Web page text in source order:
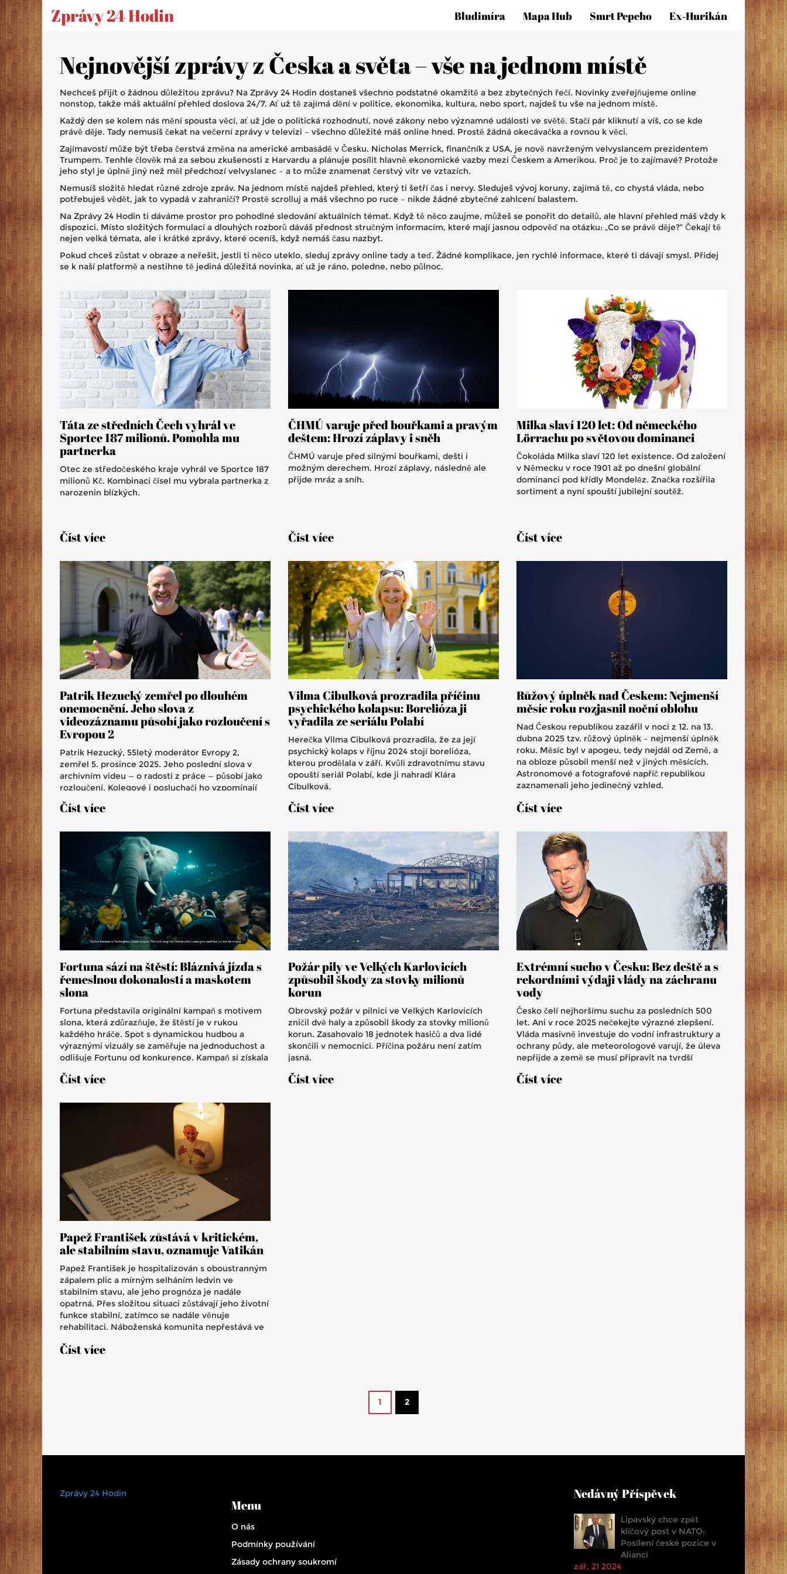
Zprávy 24 Hodin Bludimíra Mapa Hub Smrt Pepeho Ex‑hurikán
Nejnovější zprávy z Česka a světa – vše na jednom místě
Nechceš přijít o žádnou důležitou zprávu? Na Zprávy 24 Hodin dostaneš všechno podstatné okamžitě a bez zbytečných řečí. Novinky zveřejňujeme online
nonstop, takže máš aktuální přehled doslova 24/7. Ať už tě zajímá dění v politice, ekonomika, kultura, nebo sport, najdeš tu vše na jednom místě.
Každý den se kolem nás mění spousta věcí, ať už jde o politická rozhodnutí, nové zákony nebo významné události ve světě. Stačí pár kliknutí a víš, co se kde
právě děje. Tady nemusíš čekat na večerní zprávy v televizi – všechno důležité máš online hned. Prostě žádná okecávačka a rovnou k věci.
Zajímavostí může být třeba čerstvá změna na americké ambasádě v Česku. Nicholas Merrick, finančník z USA, je nově navrženým velvyslancem prezidentem
Trumpem. Tenhle člověk má za sebou zkušenosti z Harvardu a plánuje posílit hlavně ekonomické vazby mezi Českem a Amerikou. Proč je to zajímavé? Protože
jeho styl je úplně jiný než měl předchozí velvyslanec – a to může znamenat čerstvý vítr ve vztazích.
Nemusíš složitě hledat různé zdroje zpráv. Na jednom místě najdeš přehled, který ti šetří čas i nervy. Sleduješ vývoj koruny, zajímá tě, co chystá vláda, nebo
potřebuješ vědět, jak to vypadá v zahraničí? Prostě scrolluj a máš všechno po ruce – nikde žádné zbytečné zahlcení balastem.
Na Zprávy 24 Hodin ti dáváme prostor pro pohodlné sledování aktuálních témat. Když tě něco zaujme, můžeš se ponořit do detailů, ale hlavní přehled máš vždy k
dispozici. Místo složitých formulací a dlouhých rozborů dáváš přednost stručným informacím, které mají jasnou odpověď na otázku: „Co se právě děje?“ Čekají tě
nejen velká témata, ale i krátké zprávy, které oceníš, když nemáš času nazbyt.
Pokud chceš zůstat v obraze a neřešit, jestli ti něco uteklo, sleduj zprávy online tady a teď. Žádné komplikace, jen rychlé informace, které ti dávají smysl. Přidej
se k naší platformě a nestihne tě jediná důležitá novinka, ať už je ráno, poledne, nebo půlnoc.
Táta ze středních Čech vyhrál ve
Sportce 187 milionů. Pomohla mu
partnerka
Otec ze středočeského kraje vyhrál ve Sportce 187
milionů Kč. Kombinaci čísel mu vybrala partnerka z
narozenin blízkých.
Číst více
ČHMÚ varuje před bouřkami a pravým
deštem: Hrozí záplavy i sněh
ČHMÚ varuje před silnými bouřkami, dešti i
možným derechem. Hrozí záplavy, následně ale
přijde mráz a sníh.
Číst více
Milka slaví 120 let: Od německého
Lörrachu po světovou dominanci
Čokoláda Milka slaví 120 let existence. Od založení
v Německu v roce 1901 až po dnešní globální
dominanci pod křídly Mondelēz. Značka rozšířila
sortiment a nyní spouští jubilejní soutěž.
Číst více
Patrik Hezucký zemřel po dlouhém
onemocnění. Jeho slova z
videozáznamu působí jako rozloučení s
Evropou 2
Patrik Hezucký, 55letý moderátor Evropy 2,
zemřel 5. prosince 2025. Jeho poslední slova v
archivním videu — o radosti z práce — působí jako
rozloučení. Kolegové i posluchači ho vzpomínají
jako člověka, který změnil rádiový pořad na osobní
zážitek.
Číst více
Vilma Cibulková prozradila příčinu
psychického kolapsu: Borelióza ji
vyřadila ze seriálu Polabí
Herečka Vilma Cibulková prozradila, že za její
psychický kolaps v říjnu 2024 stojí borelióza,
kterou prodělala v září. Kvůli zdravotnímu stavu
opouští seriál Polabí, kde ji nahradí Klára
Cibulková.
Číst více
Růžový úplněk nad Českem: Nejmenší
měsíc roku rozjasnil noční oblohu
Nad Českou republikou zazářil v noci z 12. na 13.
dubna 2025 tzv. růžový úplněk – nejmenší úplněk
roku. Měsíc byl v apogeu, tedy nejdál od Země, a
na obloze působil menší než v jiných měsících.
Astronomové a fotografové napříč republikou
zaznamenali jeho jedinečný vzhled.
Číst více
Fortuna sází na štěstí: Bláznivá jízda s
řemeslnou dokonalostí a maskotem
slona
Fortuna představila originální kampaň s motivem
slona, která zdůrazňuje, že štěstí je v rukou
každého hráče. Spot s dynamickou hudbou a
výraznými vizuály se zaměřuje na jednoduchost a
odlišuje Fortunu od konkurence. Kampaň si získala
Číst více
Požár pily ve Velkých Karlovicích
způsobil škody za stovky milionů
korun
Obrovský požár v pilnici ve Velkých Karlovicích
zničil dvě haly a způsobil škody za stovky milionů
korun. Zasahovalo 18 jednotek hasičů a dva lidé
skončili v nemocnici. Příčina požáru není zatím
jasná.
Číst více
Extrémní sucho v Česku: Bez deště a s
rekordními výdaji vlády na záchranu
vody
Česko čelí nejhoršímu suchu za posledních 500
let. Ani v roce 2025 nečekejte výrazné zlepšení.
Vláda masivně investuje do vodní infrastruktury a
ochrany půdy, ale meteorologové varují, že úleva
nepřijde a země se musí připravit na tvrdší
Číst více
Papež František zůstává v kritickém,
ale stabilním stavu, oznamuje Vatikán
Papež František je hospitalizován s oboustranným
zápalem plic a mírným selháním ledvin ve
stabilním stavu, ale jeho prognóza je nadále
opatrná. Přes složitou situaci zůstávají jeho životní
funkce stabilní, zatímco se nadále věnuje
rehabilitaci. Náboženská komunita nepřestává ve
vděčnost a povzbuzení k pokračování duchovních
Číst více
1 2
Zprávy 24 Hodin
Menu
O nás
Podmínky používání
Zásady ochrany soukromí
Nedávný Příspěvek
Lipavský chce zpět
klíčový post v NATO:
Posílení české pozice v
Alianci
zář, 21 2024